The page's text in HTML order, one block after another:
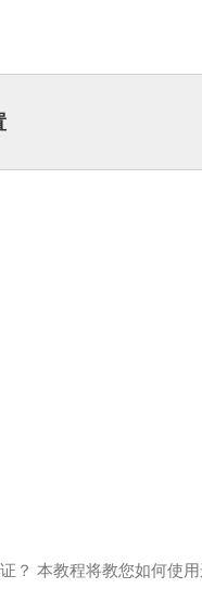
？ 本教程将教您如何使